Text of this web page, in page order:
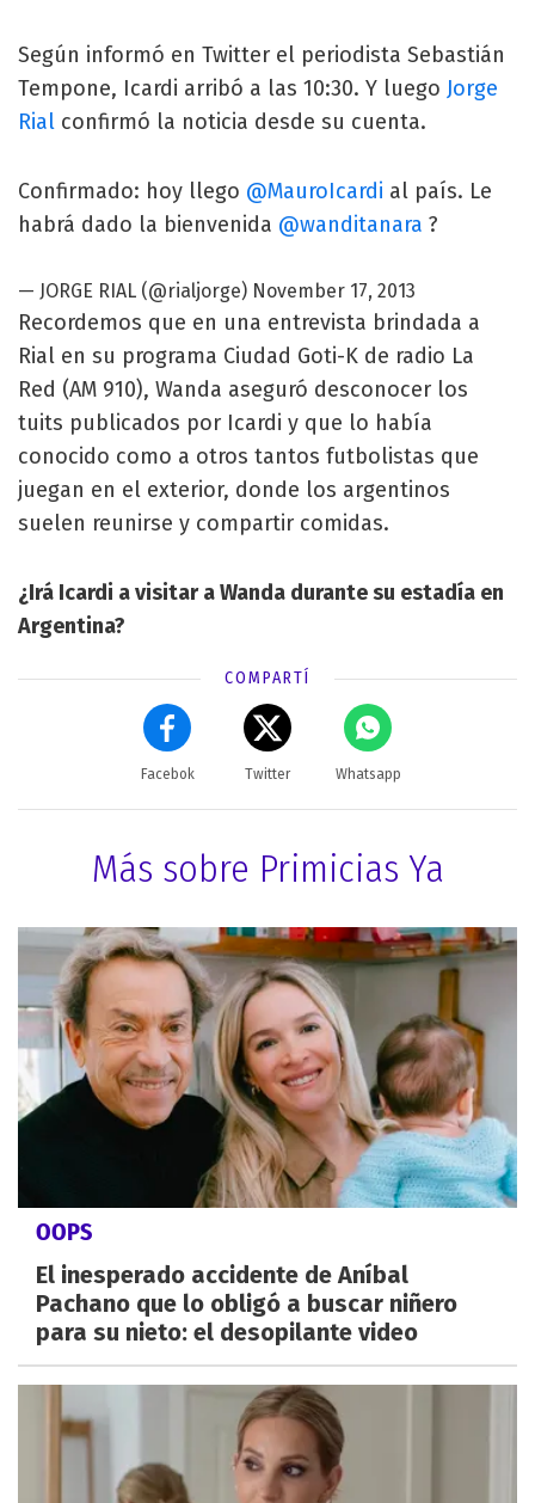
Según informó en Twitter el periodista Sebastián
Tempone, Icardi arribó a las 10:30. Y luego Jorge
Rial confirmó la noticia desde su cuenta.
Confirmado: hoy llego @MauroIcardi al país. Le
habrá dado la bienvenida @wanditanara ?
— JORGE RIAL (@rialjorge) November 17, 2013
Recordemos que en una entrevista brindada a
Rial en su programa Ciudad Goti-K de radio La
Red (AM 910), Wanda aseguró desconocer los
tuits publicados por Icardi y que lo había
conocido como a otros tantos futbolistas que
juegan en el exterior, donde los argentinos
suelen reunirse y compartir comidas.
¿Irá Icardi a visitar a Wanda durante su estadía en
Argentina?
COMPARTÍ
Facebok Twitter Whatsapp
Más sobre Primicias Ya
OOPS
El inesperado accidente de Aníbal
Pachano que lo obligó a buscar niñero
para su nieto: el desopilante video